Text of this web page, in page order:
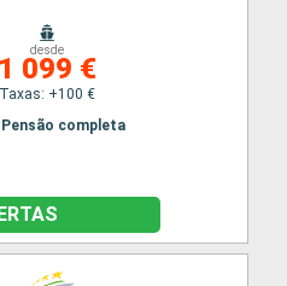
desde
1 099 €
Taxas: +100 €
Pensão completa